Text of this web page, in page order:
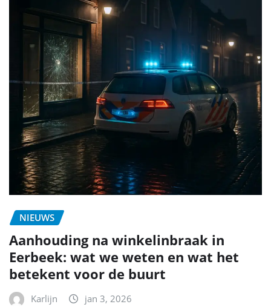
NIEUWS
Aanhouding na winkelinbraak in
Eerbeek: wat we weten en wat het
betekent voor de buurt
Karlijn jan 3, 2026